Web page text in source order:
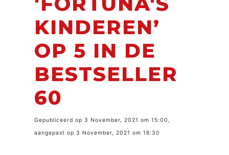
KINDEREN’
OP 5 IN DE
BESTSELLER
60
Gepubliceerd op 3 November, 2021 om 15:00,
aangepast op 3 November, 2021 om 16:30